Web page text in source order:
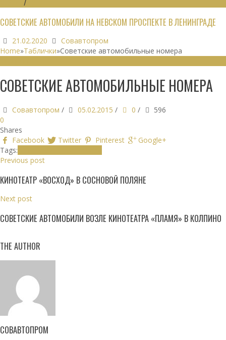
/
СОВЕТСКИЕ АВТОМОБИЛИ НА НЕВСКОМ ПРОСПЕКТЕ В ЛЕНИНГРАДЕ
21.02.2020
Совавтопром
Home»Таблички»Советские автомобильные номера
СОВЕТСКИЕ АВТОМОБИЛЬНЫЕ НОМЕРА
Совавтопром / 05.02.2015 / 0 /
596
0
Shares
Facebook
Twitter Pinterest
Google+
Tags:
Previous post
КИНОТЕАТР «ВОСХОД» В СОСНОВОЙ ПОЛЯНЕ
Next post
СОВЕТСКИЕ АВТОМОБИЛИ ВОЗЛЕ КИНОТЕАТРА «ПЛАМЯ» В КОЛПИНО
THE AUTHOR
СОВАВТОПРОМ